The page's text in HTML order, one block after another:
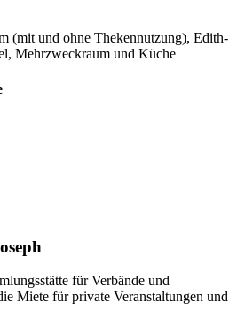
(mit und ohne Thekennutzung), Edith-
Mehrzweckraum und Küche
für Verbände und
Miete für private Veranstaltungen und